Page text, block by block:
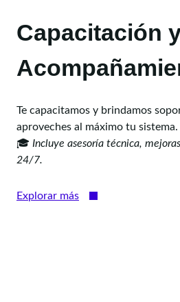
Capacitación
Te capacitamos y brindamos
aproveches al máximo tu sistema.
🎓 Incluye asesoría técnica,
24/7.
Explorar más